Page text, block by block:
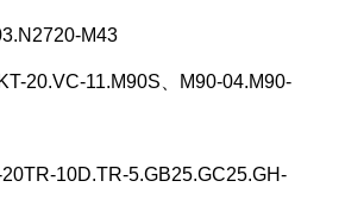
M43
20.VC-11.M90S、M90-04.M90-
10D.TR-5.GB25.GC25.GH-